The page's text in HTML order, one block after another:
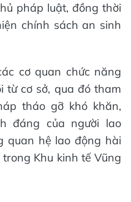
pháp luật, đồng thời
chính sách an sinh
cơ quan chức năng
từ cơ sở, qua đó tham
tháo gỡ khó khăn,
đáng của người lao
quan hệ lao động hài
Khu kinh tế Vũng